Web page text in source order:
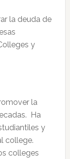
la deuda de
y
la
Ha
y
college.
colleges